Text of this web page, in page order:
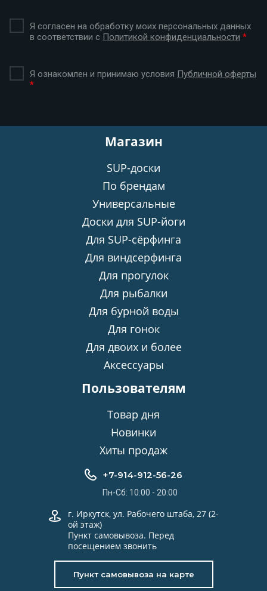
Я согласен на обработку моих персональных данных
в соответствии с Политикой конфиденциальности *
Я ознакомлен и принимаю условия Публичной оферты
*
Магазин
SUP-доски
По брендам
Универсальные
Доски для SUP-йоги
Для SUP-сёрфинга
Для виндсерфинга
Для прогулок
Для рыбалки
Для бурной воды
Для гонок
Для двоих и более
Аксессуары
Пользователям
Товар дня
Новинки
Хиты продаж
+7-914-912-56-26
Пн-Сб: 10:00 - 20:00
г. Иркутск, ул. Рабочего штаба, 27 (2-
ой этаж)
Пункт самовывоза. Перед
посещением звонить
Пункт самовывоза на карте